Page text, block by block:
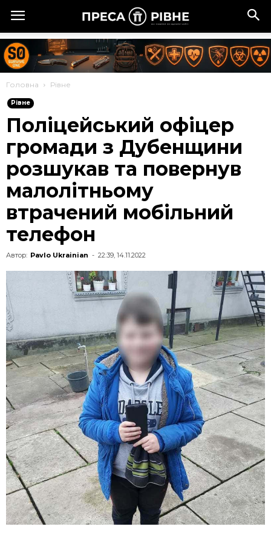
Головна Рівне
Рівне
Поліцейський офіцер
громади з Дубенщини
розшукав та повернув
малолітньому
втрачений мобільний
телефон
Автор: Pavlo Ukrainian - 22:39, 14.11.2022